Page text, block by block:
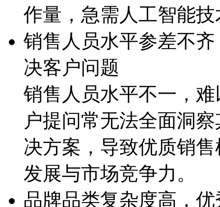
作量，急需人工智能
销售人员水平参差不齐
决客户问题
销售人员水平不一，
户提问常无法全面洞察
决方案，导致优质销
发展与市场竞争力。
品牌品类复杂度高，